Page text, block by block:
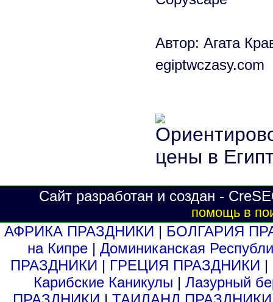
Автор: Агата
egiptwczasy.com
Сайт разработан и создан -
помощь в
АФРИКА ПРАЗДНИКИ | БОЛГАРИЯ
на Кипре |Доминиканская
ПРАЗДНИКИ | ГРЕЦИЯ ПРАЗДНИКИ |
Карибские Каникулы |Лазурный